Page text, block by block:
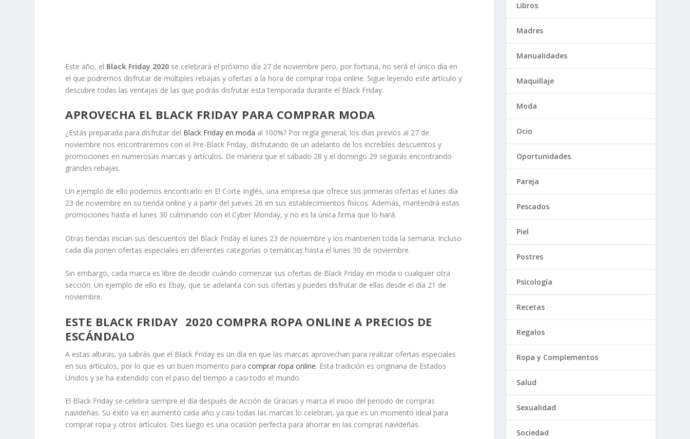
Este año, el Black Friday 2020 se celebrará el próximo día 27 de noviembre pero, por fortuna, no será el único día en
el que podremos disfrutar de múltiples rebajas y ofertas a la hora de comprar ropa online. Sigue leyendo este artículo y
descubre todas las ventajas de las que podrás disfrutar esta temporada durante el Black Friday.
APROVECHA EL BLACK FRIDAY PARA COMPRAR MODA
¿Estás preparada para disfrutar del Black Friday en moda al 100%? Por regla general, los días previos al 27 de
noviembre nos encontraremos con el Pre-Black Friday, disfrutando de un adelanto de los increíbles descuentos y
promociones en numerosas marcas y artículos. De manera que el sábado 28 y el domingo 29 seguirás encontrando
grandes rebajas.
Un ejemplo de ello podemos encontrarlo en El Corte Inglés, una empresa que ofrece sus primeras ofertas el lunes día
23 de noviembre en su tienda online y a partir del jueves 26 en sus establecimientos físicos. Además, mantendrá estas
promociones hasta el lunes 30 culminando con el Cyber Monday, y no es la única firma que lo hará.
Otras tiendas inician sus descuentos del Black Friday el lunes 23 de noviembre y los mantienen toda la semana. Incluso
cada día ponen ofertas especiales en diferentes categorías o temáticas hasta el lunes 30 de noviembre.
Sin embargo, cada marca es libre de decidir cuándo comenzar sus ofertas de Black Friday en moda o cualquier otra
sección. Un ejemplo de ello es Ebay, que se adelanta con sus ofertas y puedes disfrutar de ellas desde el día 21 de
noviembre.
ESTE BLACK FRIDAY 2020 COMPRA ROPA ONLINE A PRECIOS DE
ESCÁNDALO
A estas alturas, ya sabrás que el Black Friday es un día en que las marcas aprovechan para realizar ofertas especiales
en sus artículos, por lo que es un buen momento paracomprar ropa online. Esta tradición es originaria de Estados
Unidos y se ha extendido con el paso del tiempo a casi todo el mundo.
El Black Friday se celebra siempre el día después de Acción de Gracias y marca el inicio del periodo de compras
navideñas. Su éxito va en aumento cada año y casi todas las marcas lo celebran, ya que es un momento ideal para
comprar ropa y otros artículos. Des luego es una ocasión perfecta para ahorrar en las compras navideñas.
Libros
Madres
Manualidades
Maquillaje
Moda
Ocio
Oportunidades
Pareja
Pescados
Piel
Postres
Psicología
Recetas
Regalos
Ropa y Complementos
Salud
Sexualidad
Sociedad